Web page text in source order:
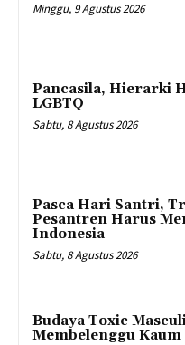
Minggu, 9 Agustus 2026
Pancasila, Hierarki
LGBTQ
Sabtu, 8 Agustus 2026
Pasca Hari Santri,
Pesantren Harus
Indonesia
Sabtu, 8 Agustus 2026
Budaya Toxic
Membelenggu Kaum